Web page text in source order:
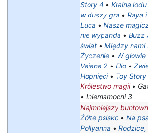
Story 4 • Kraina lodu
w duszy gra • Raya
Luca • Nasze
nie wypanda • Buzz
świat • Między nami
Życzenie • W
Vaiana 2 • Elio •
Hopnięci• Toy Story
Królestwo magii•
• Iniemamocni 3
Najmniejszy
Żółte psisko • Na
Pollyanna • Rodzice,